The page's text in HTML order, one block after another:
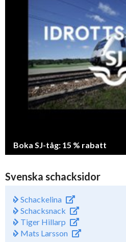
Boka SJ-tåg: 15 % rabatt
Svenska schacksidor
Schackelina
Schacksnack
Tiger Hillarp
Mats Larsson